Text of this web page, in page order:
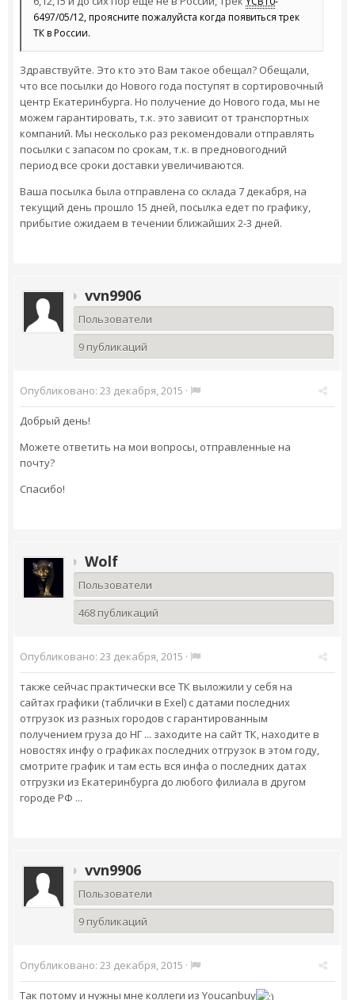
6497/05/12, проясните пожалуйста когда появиться трек
ТК в России.
Здравствуйте. Это кто это Вам такое обещал? Обещали,
что все посылки до Нового года поступят в сортировочный
центр Екатеринбурга. Но получение до Нового года, мы не
можем гарантировать, т.к. это зависит от транспортных
компаний. Мы несколько раз рекомендовали отправлять
посылки с запасом по срокам, т.к. в предновогодний
период все сроки доставки увеличиваются.
Ваша посылка была отправлена со склада 7 декабря, на
текущий день прошло 15 дней, посылка едет по графику,
прибытие ожидаем в течении ближайших 2-3 дней.
vvn9906
Пользователи
9 публикаций
Опубликовано: 23 декабря, 2015 ·
Добрый день!
Можете ответить на мои вопросы, отправленные на
почту?
Спасибо!
Wolf
Пользователи
468 публикаций
Опубликовано: 23 декабря, 2015 ·
также сейчас практически все ТК выложили у себя на
сайтах графики (таблички в Exel) с датами последних
отгрузок из разных городов с гарантированным
получением груза до НГ ... заходите на сайт ТК, находите в
новостях инфу о графиках последних отгрузок в этом году,
смотрите график и там есть вся инфа о последних датах
отгрузки из Екатеринбурга до любого филиала в другом
городе РФ ...
vvn9906
Пользователи
9 публикаций
Опубликовано: 23 декабря, 2015 ·
Так потому и нужны мне коллеги из Youcanbuy